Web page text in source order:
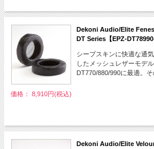
Dekoni Audio/Elite
DT Series【EPZ-
シープスキンに快適な通
したメッシュレザーモデ
DT770/880/990に最適。そ
価格： 8,910円(税込)
Dekoni Audio/Elite